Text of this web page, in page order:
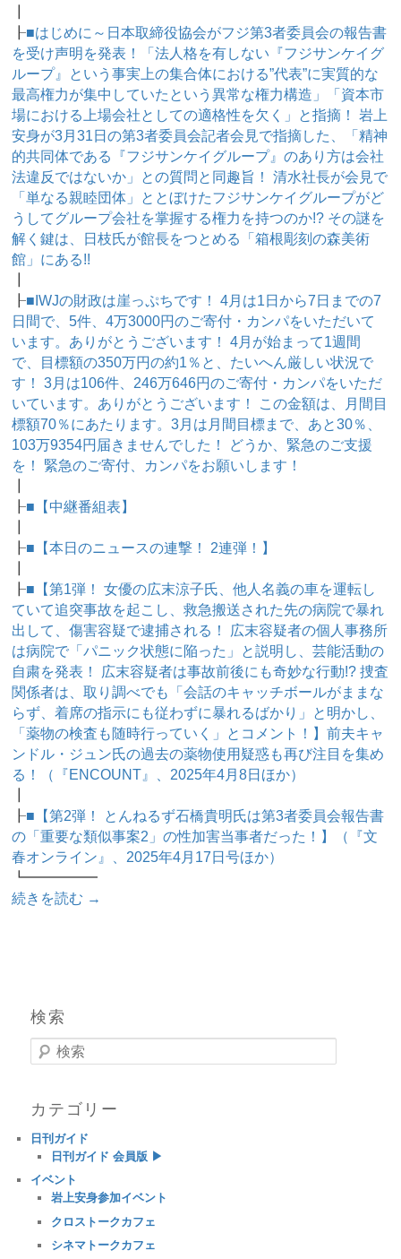
┠■はじめに～日本取締役協会がフジ第3者委員会の報告書
を受け声明を発表！「法人格を有しない『フジサンケイグ
ループ』という事実上の集合体における”代表”に実質的な
最高権力が集中していたという異常な権力構造」「資本市
場における上場会社としての適格性を欠く」と指摘！ 岩上
安身が3月31日の第3者委員会記者会見で指摘した、「精神
的共同体である『フジサンケイグループ』のあり方は会社
法違反ではないか」との質問と同趣旨！ 清水社長が会見で
「単なる親睦団体」ととぼけたフジサンケイグループがど
うしてグループ会社を掌握する権力を持つのか!? その謎を
解く鍵は、日枝氏が館長をつとめる「箱根彫刻の森美術
館」にある!!
┠■IWJの財政は崖っぷちです！ 4月は1日から7日までの7
日間で、5件、4万3000円のご寄付・カンパをいただいて
います。ありがとうございます！ 4月が始まって1週間
で、目標額の350万円の約1％と、たいへん厳しい状況で
す！ 3月は106件、246万646円のご寄付・カンパをいただ
いています。ありがとうございます！ この金額は、月間目
標額70％にあたります。3月は月間目標まで、あと30％、
103万9354円届きませんでした！ どうか、緊急のご支援
を！ 緊急のご寄付、カンパをお願いします！
┠■【中継番組表】
┠■【本日のニュースの連撃！ 2連弾！】
┠■【第1弾！ 女優の広末涼子氏、他人名義の車を運転し
ていて追突事故を起こし、救急搬送された先の病院で暴れ
出して、傷害容疑で逮捕される！ 広末容疑者の個人事務所
は病院で「パニック状態に陥った」と説明し、芸能活動の
自粛を発表！ 広末容疑者は事故前後にも奇妙な行動!? 捜査
関係者は、取り調べでも「会話のキャッチボールがままな
らず、着席の指示にも従わずに暴れるばかり」と明かし、
「薬物の検査も随時行っていく」とコメント！】前夫キャ
ンドル・ジュン氏の過去の薬物使用疑惑も再び注目を集め
る！（『ENCOUNT』、2025年4月8日ほか）
┠■【第2弾！ とんねるず石橋貴明氏は第3者委員会報告書
の「重要な類似事案2」の性加害当事者だった！】（『文
春オンライン』、2025年4月17日号ほか）
┗━━━━━
続きを読む →
検索
検索
カテゴリー
日刊ガイド
日刊ガイド 会員版 ▶
イベント
岩上安身参加イベント
クロストークカフェ
シネマトークカフェ